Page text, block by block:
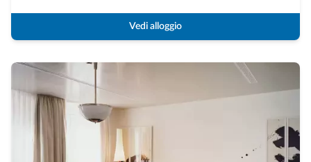
Vedi alloggio